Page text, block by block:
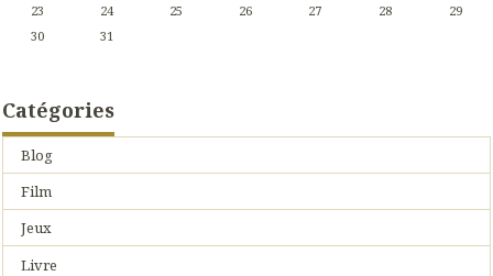
23
24 25 26 27 28
29
30
31
Catégories
Blog
Film
Jeux
Livre